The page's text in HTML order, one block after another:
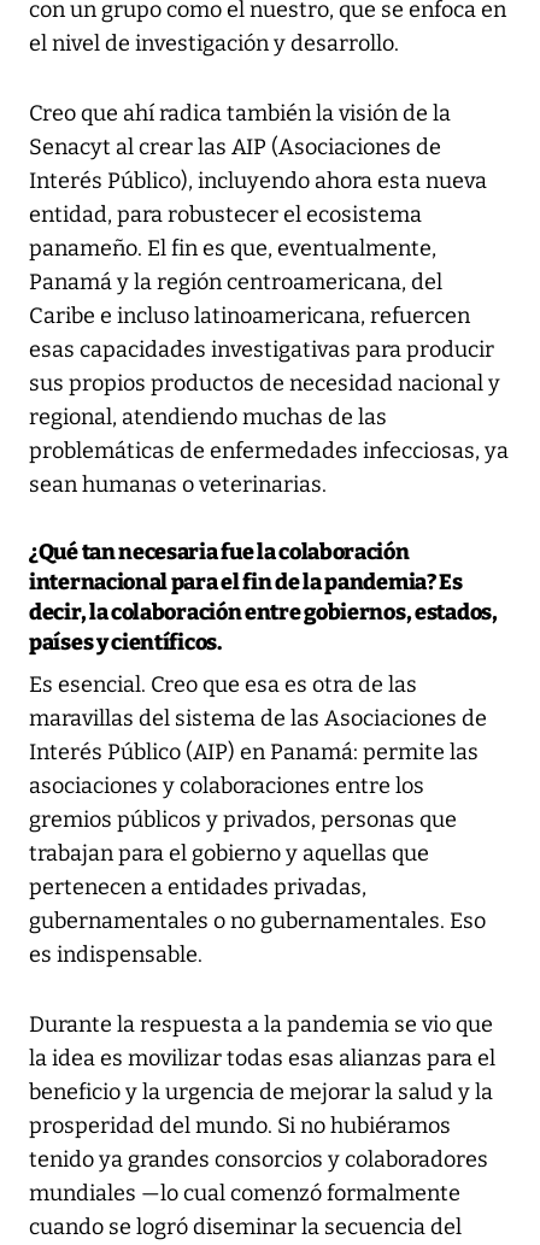
con un grupo como el nuestro, que se enfoca en
el nivel de investigación y desarrollo.
Creo que ahí radica también la visión de la
Senacyt al crear las AIP (Asociaciones de
Interés Público), incluyendo ahora esta nueva
entidad, para robustecer el ecosistema
panameño. El fin es que, eventualmente,
Panamá y la región centroamericana, del
Caribe e incluso latinoamericana, refuercen
esas capacidades investigativas para producir
sus propios productos de necesidad nacional y
regional, atendiendo muchas de las
problemáticas de enfermedades infecciosas, ya
sean humanas o veterinarias.
¿Qué tan necesaria fue la colaboración
internacional para el fin de la pandemia? Es
decir, la colaboración entre gobiernos, estados,
países y científicos.
Es esencial. Creo que esa es otra de las
maravillas del sistema de las Asociaciones de
Interés Público (AIP) en Panamá: permite las
asociaciones y colaboraciones entre los
gremios públicos y privados, personas que
trabajan para el gobierno y aquellas que
pertenecen a entidades privadas,
gubernamentales o no gubernamentales. Eso
es indispensable.
Durante la respuesta a la pandemia se vio que
la idea es movilizar todas esas alianzas para el
beneficio y la urgencia de mejorar la salud y la
prosperidad del mundo. Si no hubiéramos
tenido ya grandes consorcios y colaboradores
mundiales —lo cual comenzó formalmente
cuando se logró diseminar la secuencia del